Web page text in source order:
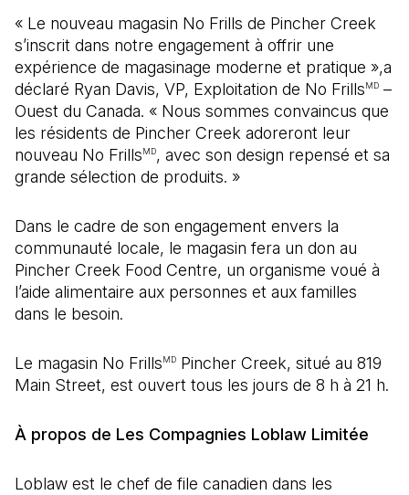
« Le nouveau magasin No Frills de Pincher Creek
s’inscrit dans notre engagement à offrir une
expérience de magasinage moderne et pratique »,a
déclaré Ryan Davis, VP, Exploitation de No FrillsMD –
Ouest du Canada. « Nous sommes convaincus que
les résidents de Pincher Creek adoreront leur
nouveau No FrillsMD, avec son design repensé et sa
grande sélection de produits. »
Dans le cadre de son engagement envers la
communauté locale, le magasin fera un don au
Pincher Creek Food Centre, un organisme voué à
l’aide alimentaire aux personnes et aux familles
dans le besoin.
Le magasin No FrillsMD Pincher Creek, situé au 819
Main Street, est ouvert tous les jours de 8 h à 21 h.
À propos de Les Compagnies Loblaw Limitée
Loblaw est le chef de file canadien dans les